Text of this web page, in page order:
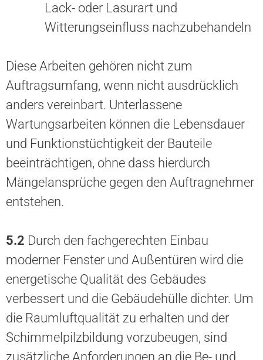
Lack- oder Lasurart und
Witterungseinfluss nachzubehandeln
Diese Arbeiten gehören nicht zum
Auftragsumfang, wenn nicht ausdrücklich
anders vereinbart. Unterlassene
Wartungsarbeiten können die Lebensdauer
und Funktionstüchtigkeit der Bauteile
beeinträchtigen, ohne dass hierdurch
Mängelansprüche gegen den Auftragnehmer
entstehen.
5.2 Durch den fachgerechten Einbau
moderner Fenster und Außentüren wird die
energetische Qualität des Gebäudes
verbessert und die Gebäudehülle dichter. Um
die Raumluftqualität zu erhalten und der
Schimmelpilzbildung vorzubeugen, sind
zusätzliche Anforderungen an die Be- und